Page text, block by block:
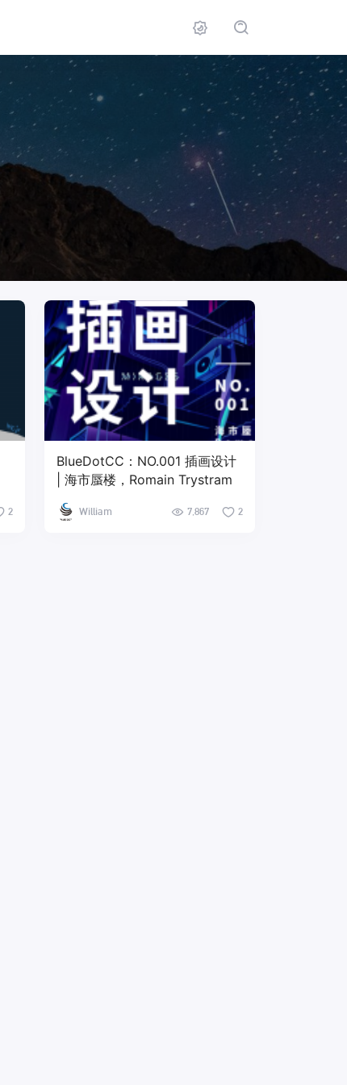
2
BlueDotCC：NO.001 插画设计
| 海市蜃楼，Romain Trystram
William 7,867 2